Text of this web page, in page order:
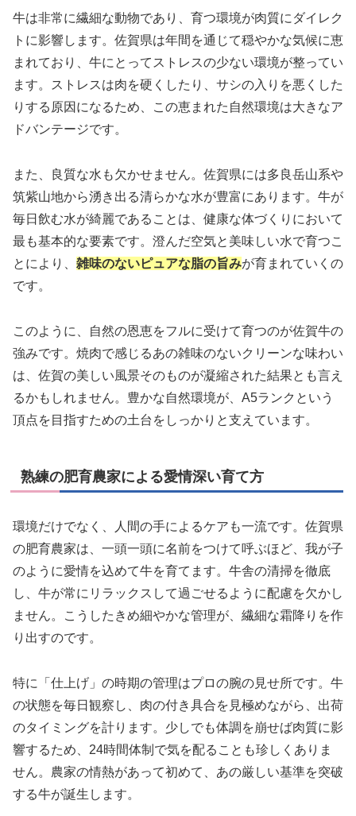
牛は非常に繊細な動物であり、育つ環境が肉質にダイレク
トに影響します。佐賀県は年間を通じて穏やかな気候に恵
まれており、牛にとってストレスの少ない環境が整ってい
ます。ストレスは肉を硬くしたり、サシの入りを悪くした
りする原因になるため、この恵まれた自然環境は大きなア
ドバンテージです。
また、良質な水も欠かせません。佐賀県には多良岳山系や
筑紫山地から湧き出る清らかな水が豊富にあります。牛が
毎日飲む水が綺麗であることは、健康な体づくりにおいて
最も基本的な要素です。澄んだ空気と美味しい水で育つこ
とにより、 雑味のないピュアな脂の旨みが育まれていくの
です。
このように、自然の恩恵をフルに受けて育つのが佐賀牛の
強みです。焼肉で感じるあの雑味のないクリーンな味わい
は、佐賀の美しい風景そのものが凝縮された結果とも言え
るかもしれません。豊かな自然環境が、A5ランクという
頂点を目指すための土台をしっかりと支えています。
熟練の肥育農家による愛情深い育て方
環境だけでなく、人間の手によるケアも一流です。佐賀県
の肥育農家は、一頭一頭に名前をつけて呼ぶほど、我が子
のように愛情を込めて牛を育てます。牛舎の清掃を徹底
し、牛が常にリラックスして過ごせるように配慮を欠かし
ません。こうしたきめ細やかな管理が、繊細な霜降りを作
り出すのです。
特に「仕上げ」の時期の管理はプロの腕の見せ所です。牛
の状態を毎日観察し、肉の付き具合を見極めながら、出荷
のタイミングを計ります。少しでも体調を崩せば肉質に影
響するため、24時間体制で気を配ることも珍しくありま
せん。農家の情熱があって初めて、あの厳しい基準を突破
する牛が誕生します。